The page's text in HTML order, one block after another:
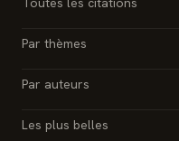
Par thèmes
Par auteurs
Les plus belles